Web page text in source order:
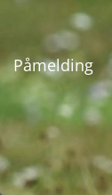
Påmelding